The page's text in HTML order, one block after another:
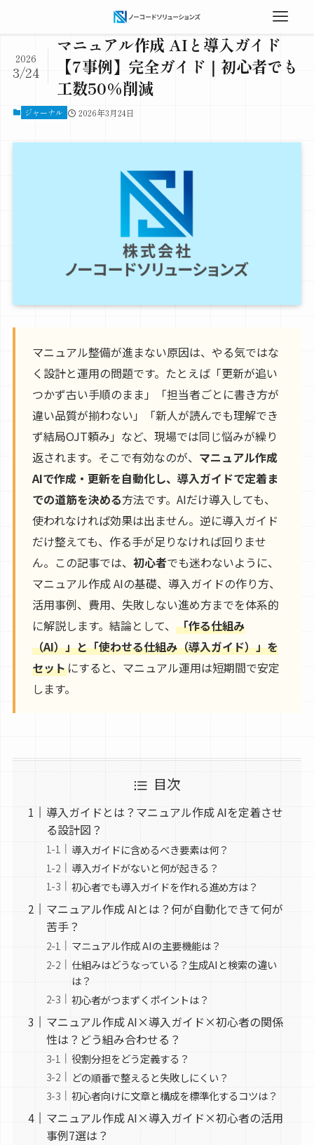
マニュアル作成 AIと導入ガイド
【7事例】完全ガイド｜初心者でも
工数50%削減
2026
3/24
ジャーナル 2026年3月24日
マニュアル整備が進まない原因は、やる気ではな
く設計と運用の問題です。たとえば「更新が追い
つかず古い手順のまま」「担当者ごとに書き方が
違い品質が揃わない」「新人が読んでも理解でき
ず結局OJT頼み」など、現場では同じ悩みが繰り
返されます。そこで有効なのが、 マニュアル作成
AIで作成・更新を自動化し、導入ガイドで定着ま
での道筋を決める方法です。AIだけ導入しても、
使われなければ効果は出ません。逆に導入ガイド
だけ整えても、作る手が足りなければ回りませ
ん。この記事では、 初心者でも迷わないように、
マニュアル作成 AIの基礎、導入ガイドの作り方、
活用事例、費用、失敗しない進め方までを体系的
に解説します。結論として、 「作る仕組み
（AI）」と「使わせる仕組み（導入ガイド）」を
セットにすると、マニュアル運用は短期間で安定
します。
目次
導入ガイドとは？マニュアル作成 AIを定着させ
る設計図？
導入ガイドに含めるべき要素は何？
導入ガイドがないと何が起きる？
初心者でも導入ガイドを作れる進め方は？
マニュアル作成 AIとは？何が自動化できて何が
苦手？
マニュアル作成 AIの主要機能は？
仕組みはどうなっている？生成AIと検索の違い
は？
初心者がつまずくポイントは？
マニュアル作成 AI×導入ガイド×初心者の関係
性は？どう組み合わせる？
役割分担をどう定義する？
どの順番で整えると失敗しにくい？
初心者向けに文章と構成を標準化するコツは？
マニュアル作成 AI×導入ガイド×初心者の活用
事例7選は？